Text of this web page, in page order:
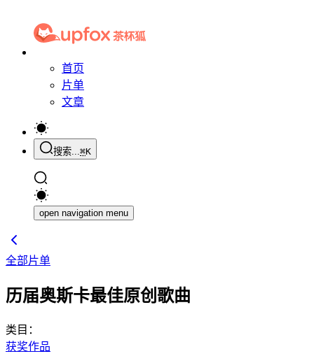
首页
片单
文章
搜索...⌘K
open navigation menu
全部片单
历届奥斯卡最佳原创歌曲
类目：
获奖作品